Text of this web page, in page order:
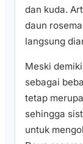
dan kuda.
daun
langsung
Meski
sebagai
tetap
sehingga
untuk